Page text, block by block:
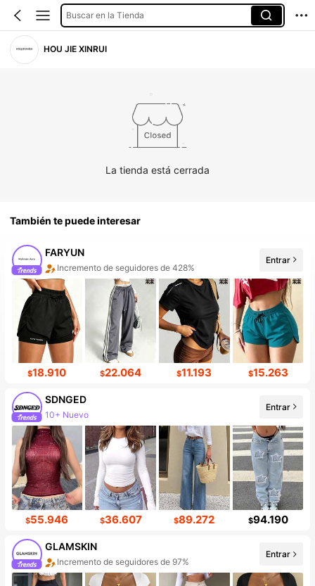
Buscar en la Tienda
HOU JIE XINRUI
La tienda está cerrada
También te puede interesar
FARYUN
10+ Nuevo
Entrar
$18.910 $22.064 $11.193 $15.263
SDNGED
141K seguidores
Entrar
$55.946 $36.607 $89.272 $94.190
GLAMSKIN
20+ Nuevo
Entrar